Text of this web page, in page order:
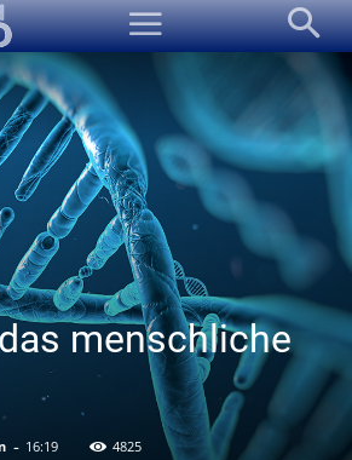
menschliche
- 16:19 4825